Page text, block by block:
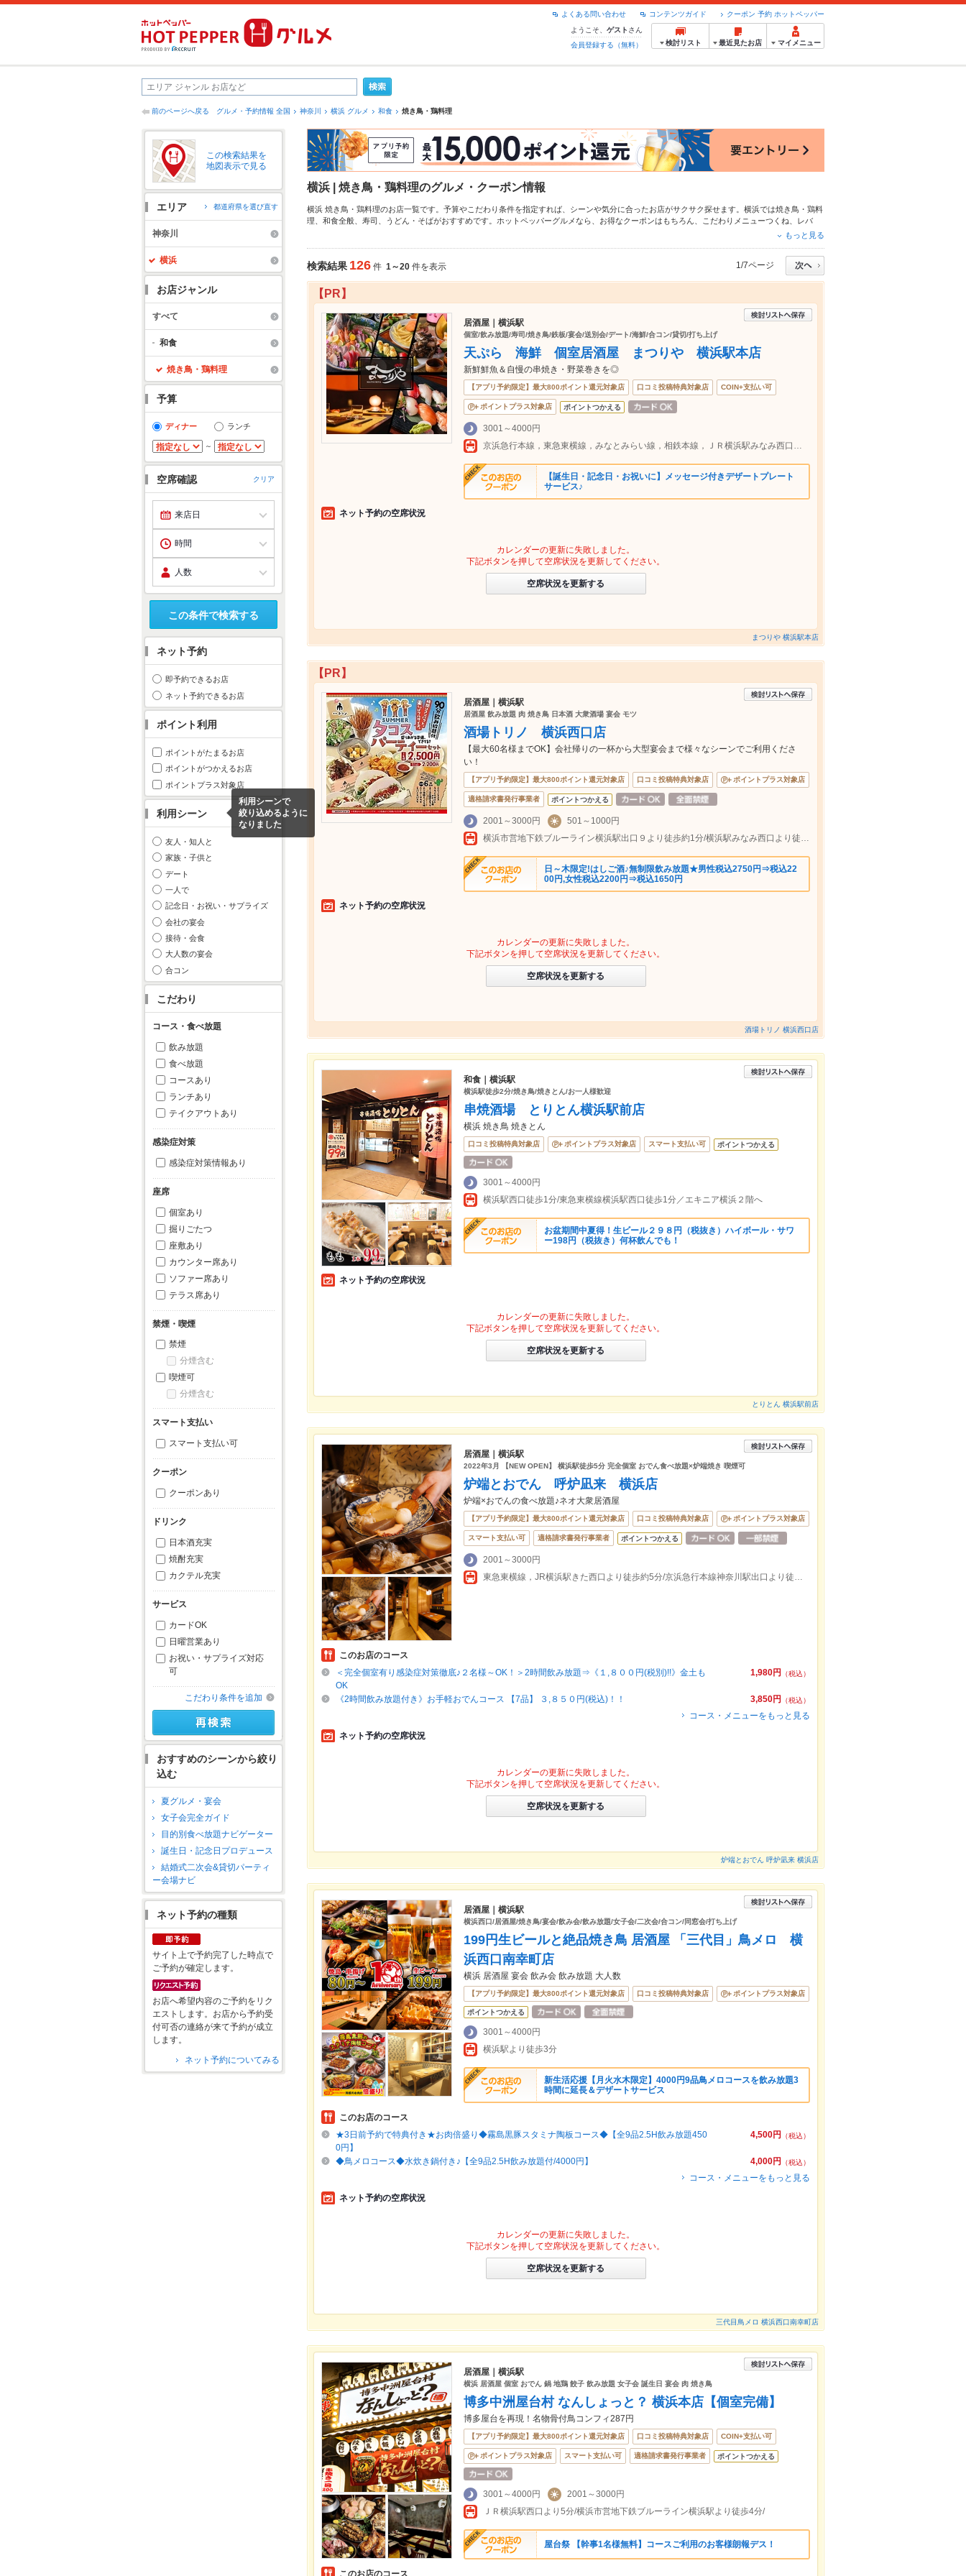
クーポン 予約 ホットペッパー
コンテンツガイド
よくある問い合わせ
ようこそ、 ゲスト さん
会員登録する（無料）
検討リスト 最近見たお店 マイメニュー
前のページへ戻る グルメ・予約情報 全国 神奈川 横浜 グルメ 和食 焼き鳥・鶏料理
この検索結果を
地図表示で見る
エリア 都道府県を選び直す
神奈川
横浜
お店ジャンル
すべて
和食
焼き鳥・鶏料理
予算
ディナー ランチ
～
空席確認 クリア
この条件で検索する
ネット予約
即予約できるお店
ネット予約できるお店
ポイント利用
ポイントがたまるお店
ポイントがつかえるお店
ポイントプラス対象店
利用シーン
利用シーンで
絞り込めるように
なりました
友人・知人と
家族・子供と
デート
一人で
記念日・お祝い・サプライズ
会社の宴会
接待・会食
大人数の宴会
合コン
こだわり
コース・食べ放題
飲み放題
食べ放題
コースあり
ランチあり
テイクアウトあり
感染症対策
感染症対策情報あり
座席
個室あり
掘りごたつ
座敷あり
カウンター席あり
ソファー席あり
テラス席あり
禁煙・喫煙
禁煙
分煙含む
喫煙可
分煙含む
スマート支払い
スマート支払い可
クーポン
クーポンあり
ドリンク
日本酒充実
焼酎充実
カクテル充実
サービス
カードOK
日曜営業あり
お祝い・サプライズ対応
可
こだわり条件を追加
おすすめのシーンから絞り
込む
夏グルメ・宴会
女子会完全ガイド
目的別食べ放題ナビゲーター
誕生日・記念日プロデュース
結婚式二次会&貸切パーティ
ー会場ナビ
ネット予約の種類
サイト上で予約完了した時点で
ご予約が確定します。
お店へ希望内容のご予約をリク
エストします。お店から予約受
付可否の連絡が来て予約が成立
します。
ネット予約についてみる
横浜 | 焼き鳥・鶏料理のグルメ・クーポン情報
横浜 焼き鳥・鶏料理のお店一覧です。予算やこだわり条件を指定すれば、シーンや気分に合ったお店がサクサク探せます。横浜では焼き鳥・鶏料
理、 和食全般 寿司 うどん・そばがおすすめです。ホットペッパーグルメなら、お得なクーポンはもちろん、こだわりメニューつくね
レバ
や季節のおすすめ料理など、お店の最新情報をご紹介しているので安心！24時間使える簡単便利なネット予約が使えるお店も拡大中で
もっと見る
検索結果 126 件 1～20 件を表示 1/7ページ
【PR】
居酒屋｜横浜駅
個室/飲み放題/寿司/焼き鳥/鉄板/宴会/送別会/デート/海鮮/合コン/貸切/打ち上げ
天ぷら 海鮮 個室居酒屋 まつりや 横浜駅本店
新鮮鮮魚＆自慢の串焼き・野菜巻きを◎
【アプリ予約限定】最大800ポイント還元対象店 口コミ投稿特典対象店 COIN+支払い可
ポイントプラス対象店 ポイントつかえる
3001～4000円
京浜急行本線，東急東横線，みなとみらい線，相鉄本線，ＪＲ横浜駅みなみ西口より徒歩約5分
【誕生日・記念日・お祝いに】メッセージ付きデザートプレート
サービス♪
ネット予約の空席状況
カレンダーの更新に失敗しました。
下記ボタンを押して空席状況を更新してください。
空席状況を更新する
まつりや 横浜駅本店
【PR】
居酒屋｜横浜駅
居酒屋 飲み放題 肉 焼き鳥 日本酒 大衆酒場 宴会 モツ
酒場トリノ 横浜西口店
【最大60名様までOK】会社帰りの一杯から大型宴会まで様々なシーンでご利用くださ
い！
【アプリ予約限定】最大800ポイント還元対象店 口コミ投稿特典対象店 ポイントプラス対象店
適格請求書発行事業者 ポイントつかえる
2001～3000円
501～1000円
横浜市営地下鉄ブルーライン横浜駅出口９より徒歩約1分/横浜駅みなみ西口より徒歩約5分
日～木限定!はしご酒♪無制限飲み放題★男性税込2750円⇒税込22
00円,女性税込2200円⇒税込1650円
ネット予約の空席状況
カレンダーの更新に失敗しました。
下記ボタンを押して空席状況を更新してください。
空席状況を更新する
酒場トリノ 横浜西口店
和食｜横浜駅
横浜駅徒歩2分/焼き鳥/焼きとん/お一人様歓迎
串焼酒場 とりとん横浜駅前店
横浜 焼き鳥 焼きとん
口コミ投稿特典対象店 ポイントプラス対象店 スマート支払い可 ポイントつかえる
3001～4000円
横浜駅西口徒歩1分/東急東横線横浜駅西口徒歩1分／エキニア横浜２階へ
お盆期間中夏得！生ビール２９８円（税抜き）ハイボール・サワ
ー198円（税抜き）何杯飲んでも！
ネット予約の空席状況
カレンダーの更新に失敗しました。
下記ボタンを押して空席状況を更新してください。
空席状況を更新する
とりとん 横浜駅前店
居酒屋｜横浜駅
2022年3月 【NEW OPEN】 横浜駅徒歩5分 完全個室 おでん食べ放題×炉端焼き 喫煙可
炉端とおでん 呼炉凪来 横浜店
炉端×おでんの食べ放題♪ネオ大衆居酒屋
【アプリ予約限定】最大800ポイント還元対象店 口コミ投稿特典対象店 ポイントプラス対象店
スマート支払い可 適格請求書発行事業者 ポイントつかえる
2001～3000円
東急東横線，JR横浜駅きた西口より徒歩約5分/京浜急行本線神奈川駅出口より徒歩約6分
このお店のコース
1,980円
（税込）
＜完全個室有り感染症対策徹底♪２名様～OK！＞2時間飲み放題⇒《１,８００円(税別)!!》金土も
OK
3,850円
（税込）
《2時間飲み放題付き》お手軽おでんコース 【7品】 ３,８５０円(税込)！！
コース・メニューをもっと見る
ネット予約の空席状況
カレンダーの更新に失敗しました。
下記ボタンを押して空席状況を更新してください。
空席状況を更新する
炉端とおでん 呼炉凪来 横浜店
居酒屋｜横浜駅
横浜西口/居酒屋/焼き鳥/宴会/飲み会/飲み放題/女子会/二次会/合コン/同窓会/打ち上げ
199円生ビールと絶品焼き鳥 居酒屋 「三代目」鳥メロ 横
浜西口南幸町店
横浜 居酒屋 宴会 飲み会 飲み放題 大人数
【アプリ予約限定】最大800ポイント還元対象店 口コミ投稿特典対象店 ポイントプラス対象店
ポイントつかえる
3001～4000円
横浜駅より徒歩3分
新生活応援【月火水木限定】4000円9品鳥メロコースを飲み放題3
時間に延長＆デザートサービス
このお店のコース
4,500円
（税込）
★3日前予約で特典付き★お肉倍盛り◆霧島黒豚スタミナ陶板コース◆【全9品2.5H飲み放題450
0円】
4,000円
（税込）
◆鳥メロコース◆水炊き鍋付き♪【全9品2.5H飲み放題付/4000円】
コース・メニューをもっと見る
ネット予約の空席状況
カレンダーの更新に失敗しました。
下記ボタンを押して空席状況を更新してください。
空席状況を更新する
三代目鳥メロ 横浜西口南幸町店
居酒屋｜横浜駅
横浜 居酒屋 個室 おでん 鍋 地鶏 餃子 飲み放題 女子会 誕生日 宴会 肉 焼き鳥
博多中洲屋台村 なんしょっと？ 横浜本店【個室完備】
博多屋台を再現！名物骨付鳥コンフィ287円
【アプリ予約限定】最大800ポイント還元対象店 口コミ投稿特典対象店 COIN+支払い可
ポイントプラス対象店 スマート支払い可 適格請求書発行事業者 ポイントつかえる
3001～4000円
2001～3000円
ＪＲ横浜駅西口より5分/横浜市営地下鉄ブルーライン横浜駅より徒歩4分/
屋台祭 【幹事1名様無料】コースご利用のお客様朗報デス！
このお店のコース